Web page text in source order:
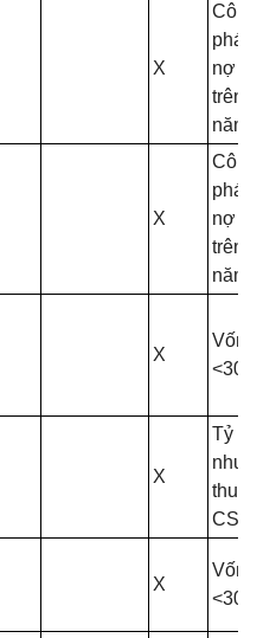
X
Công
phát
nợ quá
trên 01
năm
X
Công
phát
nợ quá
trên 01
năm
X
Vốn
<30 tỷ
X
Tỷ
nhuận
thuế/
CSH
X
Vốn
<30 tỷ